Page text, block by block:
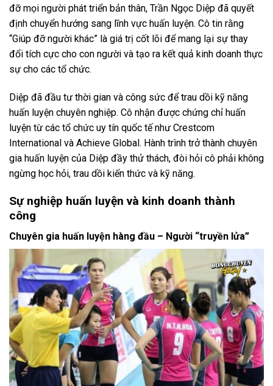
đỡ mọi người phát triển bản thân, Trần Ngọc Diệp đã quyết
định chuyển hướng sang lĩnh vực huấn luyện. Cô tin rằng
“Giúp đỡ người khác” là giá trị cốt lõi để mang lại sự thay
đổi tích cực cho con người và tạo ra kết quả kinh doanh thực
sự cho các tổ chức.
Diệp đã đầu tư thời gian và công sức để trau dồi kỹ năng
huấn luyện chuyên nghiệp. Cô nhận được chứng chỉ huấn
luyện từ các tổ chức uy tín quốc tế như Crestcom
International và Achieve Global. Hành trình trở thành chuyên
gia huấn luyện của Diệp đầy thử thách, đòi hỏi cô phải không
ngừng học hỏi, trau dồi kiến thức và kỹ năng.
Sự nghiệp huấn luyện và kinh doanh thành
công
Chuyên gia huấn luyện hàng đầu – Người “truyền lửa”